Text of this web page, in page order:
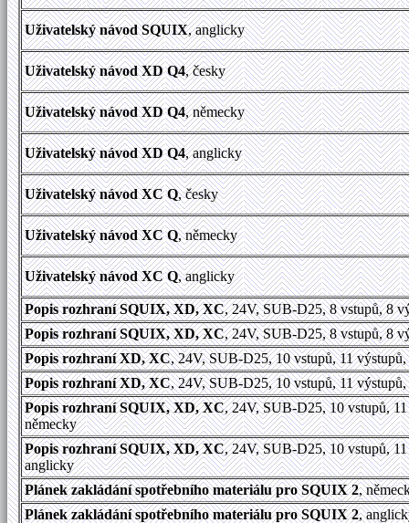
Uživatelský návod SQUIX, anglicky
Uživatelský návod XD Q4, česky
Uživatelský návod XD Q4, německy
Uživatelský návod XD Q4, anglicky
Uživatelský návod XC Q, česky
Uživatelský návod XC Q, německy
Uživatelský návod XC Q, anglicky
Popis rozhraní SQUIX, XD, XC, 24V, SUB-D25, 8 vstupů, 8
Popis rozhraní SQUIX, XD, XC, 24V, SUB-D25, 8 vstupů, 8
Popis rozhraní XD, XC, 24V, SUB-D25, 10 vstupů, 11 výstupů,
Popis rozhraní XD, XC, 24V, SUB-D25, 10 vstupů, 11
Popis rozhraní SQUIX, XD, XC, 24V, SUB-D25, 10 vstupů,
německy
Popis rozhraní SQUIX, XD, XC, 24V, SUB-D25, 10 vstupů,
anglicky
Plánek zakládání spotřebního materiálu pro SQUIX 2,
Plánek zakládání spotřebního materiálu pro SQUIX 2,